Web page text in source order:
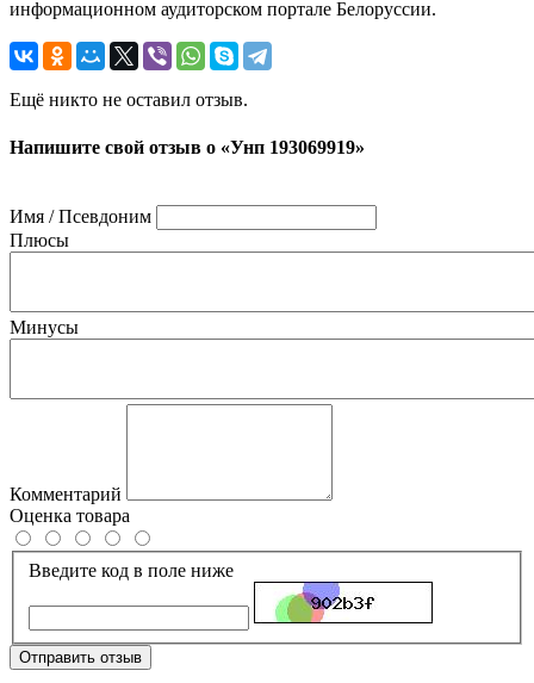
информационном аудиторском портале Белоруссии.
Ещё никто не оставил отзыв.
Напишите свой отзыв о «Унп 193069919»
Имя / Псевдоним
Плюсы
Минусы
Комментарий
Оценка товара
Введите код в поле ниже
Отправить отзыв